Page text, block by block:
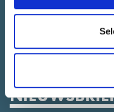
CONTACT EEN ADVISEUR